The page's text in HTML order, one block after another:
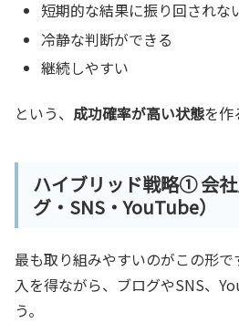
短期的な結果に振り回されな
冷静な判断ができる
継続しやすい
という、 成功確率が高い状態を作
ハイブリッド戦略① 会
グ・SNS・YouTube）
最も取り組みやすいのがこの形
入を得ながら、ブログやSNS、
う。